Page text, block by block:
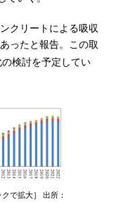
クリートによる吸収
ったと報告。この取
検討を予定してい
で拡大］ 出所：